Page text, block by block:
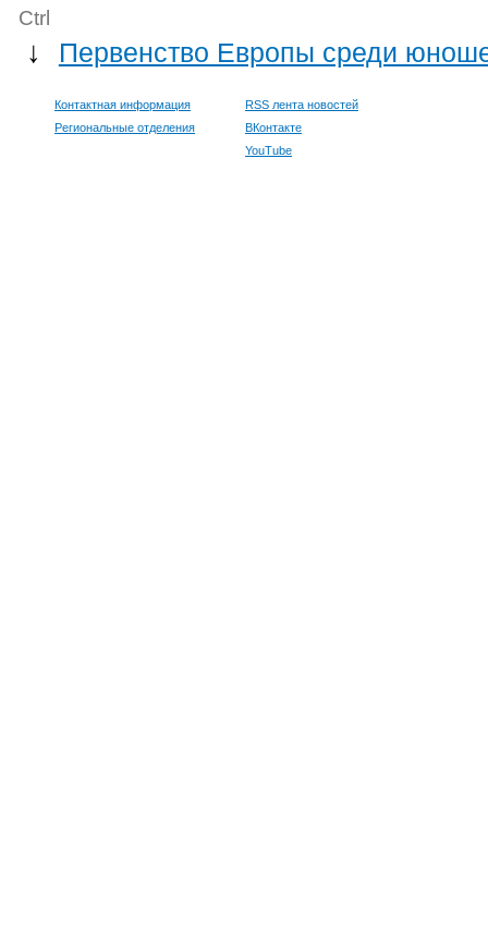
Ctrl
↓ Первенство Европы среди
Контактная информация
Региональные отделения
RSS лента новостей
ВКонтакте
YouTube